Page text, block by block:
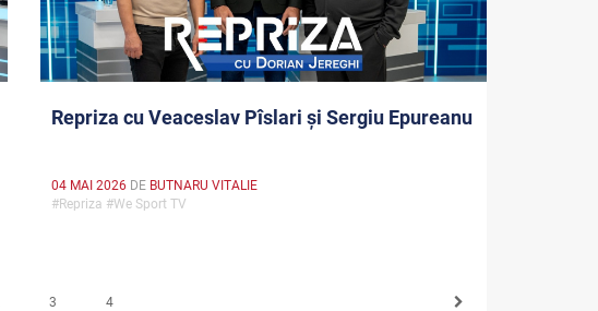
Repriza cu Veaceslav Pîslari și Sergiu Epureanu
04 MAI 2026 DE BUTNARU VITALIE
#Repriza #We Sport TV
3 4